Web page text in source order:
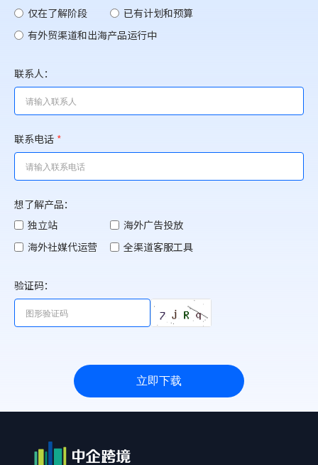
仅在了解阶段
已有计划和预算
有外贸渠道和出海产品运行中
联系人：
联系电话 *
想了解产品：
独立站
海外广告投放
海外社媒代运营
全渠道客服工具
验证码：
立即下载